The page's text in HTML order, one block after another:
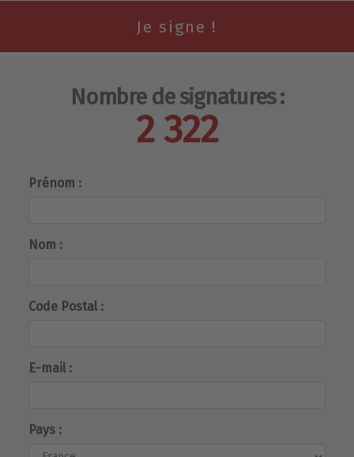
Nombre de signatures :
2 322
Prénom :
Nom :
Code Postal :
E-mail :
Pays :